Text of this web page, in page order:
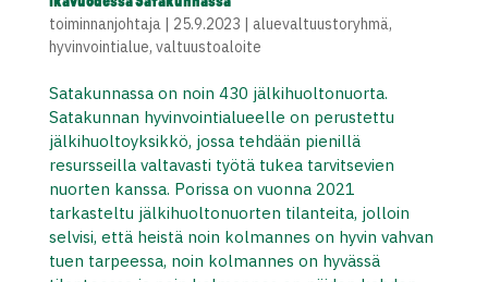
toiminnanjohtaja| 25.9.2023 aluevaltuustoryhmä,
hyvinvointialue, valtuustoaloite
Satakunnassa on noin 430 jälkihuoltonuorta.
Satakunnan hyvinvointialueelle on perustettu
jälkihuoltoyksikkö, jossa tehdään pienillä
resursseilla valtavasti työtä tukea tarvitsevien
nuorten kanssa. Porissa on vuonna 2021
tarkasteltu jälkihuoltonuorten tilanteita, jolloin
selvisi, että heistä noin kolmannes on hyvin vahvan
tuen tarpeessa, noin kolmannes on hyvässä